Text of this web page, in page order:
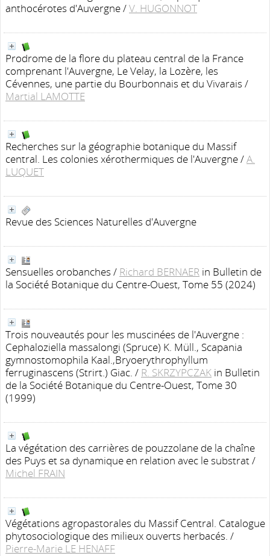
anthocérotes d'Auvergne/V. HUGONNOT
Prodrome de la flore du plateau central de la France
comprenant l'Auvergne, Le Velay, la Lozère, les
Cévennes, une partie du Bourbonnais et du Vivarais /
Martial LAMOTTE
Recherches sur la géographie botanique du Massif
central. Les colonies xérothermiques de l'Auvergne/A.
LUQUET
Revue des Sciences Naturelles d'Auvergne
Sensuelles orobanches / Richard BERNAER in Bulletin de
la Société Botanique du Centre-Ouest, Tome 55 (2024)
Trois nouveautés pour les muscinées de l'Auvergne :
Cephaloziella massalongi (Spruce) K. Müll., Scapania
gymnostomophila Kaal.,Bryoerythrophyllum
ferruginascens (Strirt.) Giac. / R. SKRZYPCZAK in Bulletin
de la Société Botanique du Centre-Ouest, Tome 30
(1999)
La végétation des carrières de pouzzolane de la chaîne
des Puys et sa dynamique en relation avec le substrat/
Michel FRAIN
Végétations agropastorales du Massif Central. Catalogue
phytosociologique des milieux ouverts herbacés. /
Pierre-Marie LE HENAFF